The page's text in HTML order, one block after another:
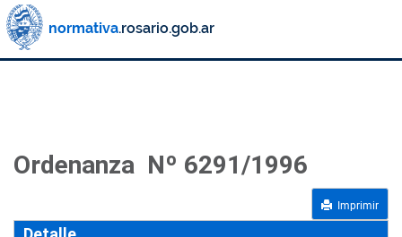
Ordenanza Nº 6291/1996
Imprimir